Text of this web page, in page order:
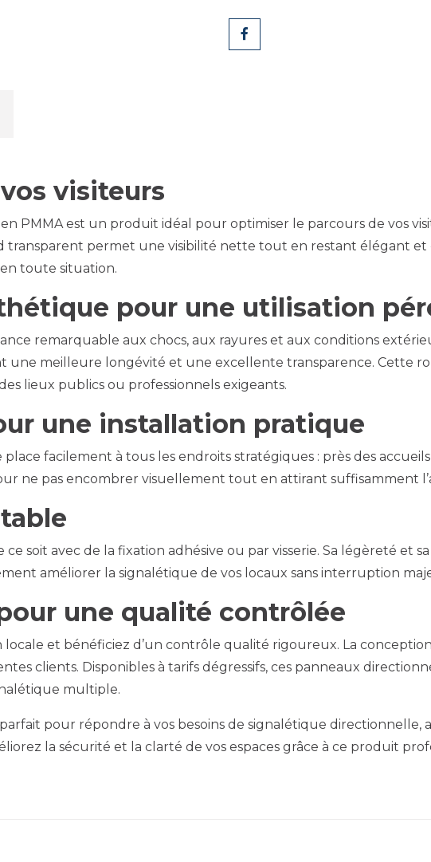
Share
visiteurs
PMMA est un produit idéal pour optimiser le parcours de vos
transparent permet une visibilité nette tout en restant élégant et
toute situation.
pour une utilisation
remarquable aux chocs, aux rayures et aux conditions
meilleure longévité et une excellente transparence. Cette
lieux publics ou professionnels exigeants.
une installation pratique
facilement à tous les endroits stratégiques : près des
ne pas encombrer visuellement tout en attirant suffisamment
soit avec de la fixation adhésive ou par visserie. Sa légèreté et
améliorer la signalétique de vos locaux sans interruption
une qualité contrôlée
et bénéficiez d’un contrôle qualité rigoureux. La
clients. Disponibles à tarifs dégressifs, ces panneaux
multiple.
pour répondre à vos besoins de signalétique
la sécurité et la clarté de vos espaces grâce à ce produit